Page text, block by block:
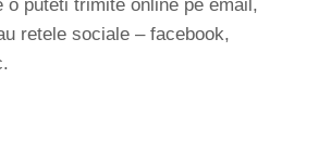
o puteti trimite online pe email,
retele sociale – facebook,